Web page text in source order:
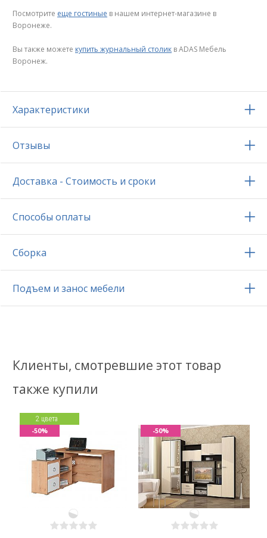
Посмотрите еще гостиные в нашем интернет-магазине в
Воронеже.
Вы также можете купить журнальный столик в ADAS Мебель
Воронеж.
Характеристики
Отзывы
Доставка - Стоимость и сроки
Способы оплаты
Сборка
Подъем и занос мебели
Клиенты, смотревшие этот товар
также купили
2 цвета
-50% -50%